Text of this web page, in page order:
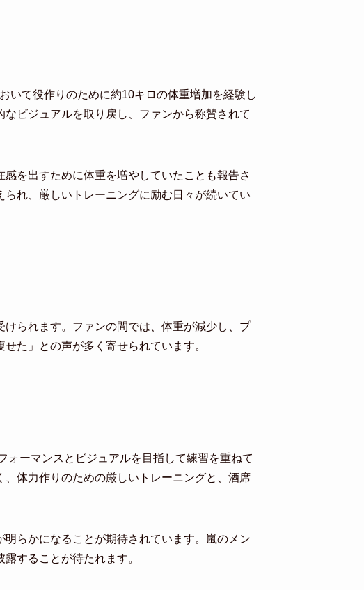
いて役作りのために約10キロの体重増加を経験し
ビジュアルを取り戻し、ファンから称賛されて
を出すために体重を増やしていたことも報告さ
れ、厳しいトレーニングに励む日々が続いてい
られます。ファンの間では、体重が減少し、プ
た」との声が多く寄せられています。
ーマンスとビジュアルを目指して練習を重ねて
体力作りのための厳しいトレーニングと、酒席
らかになることが期待されています。嵐のメン
することが待たれます。